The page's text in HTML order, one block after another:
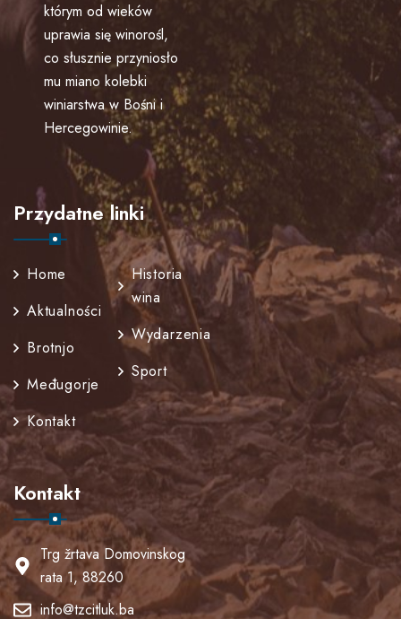
którym od wieków
uprawia się winorośl,
co słusznie przyniosło
mu miano kolebki
winiarstwa w Bośni i
Hercegowinie.
Przydatne linki
Home
Aktualności
Brotnjo
Međugorje
Kontakt
Historia
wina
Wydarzenia
Sport
Kontakt
Trg žrtava Domovinskog
rata 1, 88260
info@tzcitluk.ba